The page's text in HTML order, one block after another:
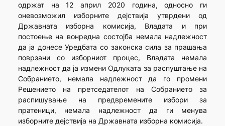
одржат на 12 април 2020 година, односно ги
оневозможил изборните дејствија утврдени од
Државната изборна комисија, Владата и при
постоење на вонредна состојба немала надлежност
да ја донесе Уредбата со законска сила за прашања
поврзани со изборниот процес, Владата немала
надлежност да ја измени Одлуката за распуштање на
Собранието, немала надлежност да го промени
Решението на претседателот на Собранието за
распишување на предвремените избори за
пратеници, немала надлежност да ги менува
изборните дејствија на Државната изборна комисија.